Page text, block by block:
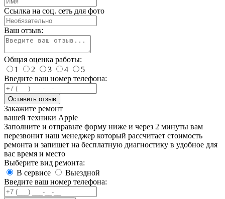
Ссылка на соц. сеть для фото
Ваш отзыв:
Общая оценка работы:
1
2 3 4
5
Введите ваш номер телефона:
Оставить отзыв
Закажите ремонт
вашей техники Apple
Заполните и отправьте форму ниже и через 2 минуты вам
перезвонит наш менеджер который рассчитает стоимость
ремонта и запишет на бесплатную диагностику в удобное для
вас время и место
Выберите вид ремонта:
В сервисе
Выездной
Введите ваш номер телефона: